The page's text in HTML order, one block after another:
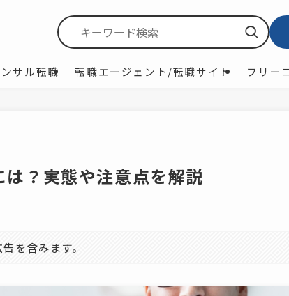
サル転職 転職エージェント/転職サイト フリー
？実態や注意点を解説
を含みます。